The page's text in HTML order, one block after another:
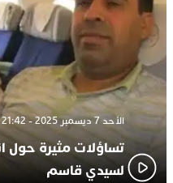
الأحد 7 ديسمبر 2025 - 21:42
تساؤلات مثيرة حول
لسيدي قاسم